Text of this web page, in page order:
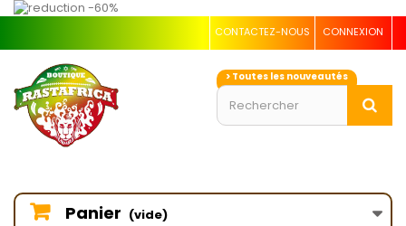
CONNEXION
CONTACTEZ-NOUS
> Toutes les nouveautés
Panier (vide)